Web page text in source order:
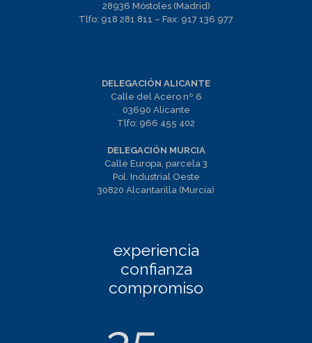
28936 Móstoles (Madrid)
Tlfo: 918 281 811 – Fax: 917 136 977
DELEGACIÓN ALICANTE
Calle del Acero nº 6
03690 Alicante
Tlfo: 966 455 402
DELEGACIÓN MURCIA
Calle Europa, parcela 3
Pol. Industrial Oeste
30820 Alcantarilla (Murcia)
experiencia
confianza
compromiso